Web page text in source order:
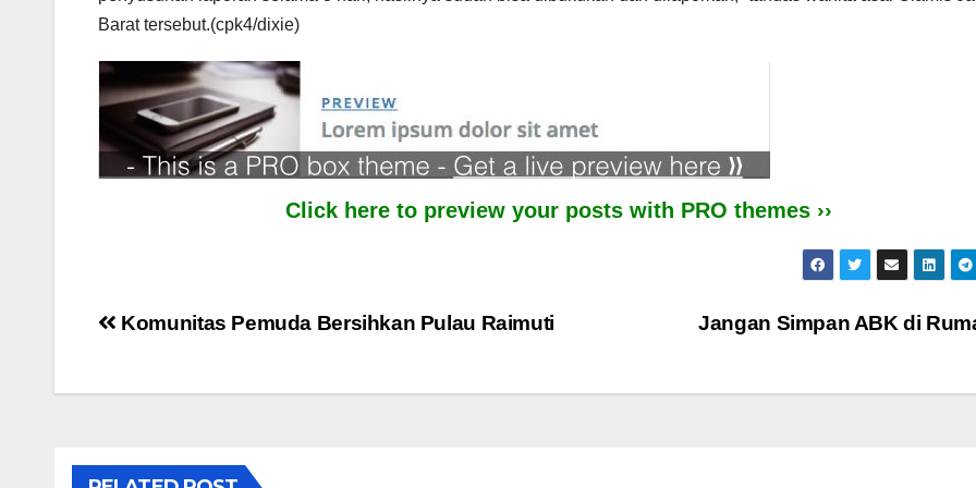
Barat tersebut.(cpk4/dixie)
Click here to preview your posts with PRO themes ››
Post
Jangan Simpan ABK di
Komunitas Pemuda Bersihkan Pulau Raimuti